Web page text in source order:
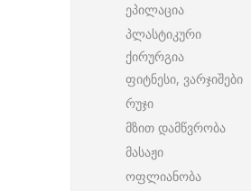
ეპილაცია
პლასტიკური
ქირურგია
ფიტნესი, ვარჯიშები
რუჯი
მზით დამწვრობა
მასაჟი
ოფლიანობა